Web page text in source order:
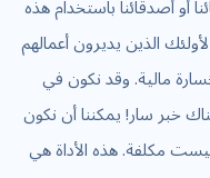
أو أصدقائنا باستخدام هذه
الذين يديرون أعمالهم
مالية. وقد نكون في
خبر سار! يمكننا أن نكون
مكلفة. هذه الأداة هي